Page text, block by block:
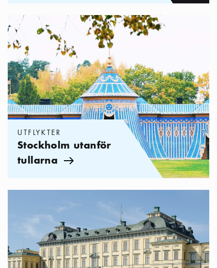
Kategorier: Utflykter Stockholm utanför tullarna
UTFLYKTER
Stockholm utanför
tullarna Pil ikon